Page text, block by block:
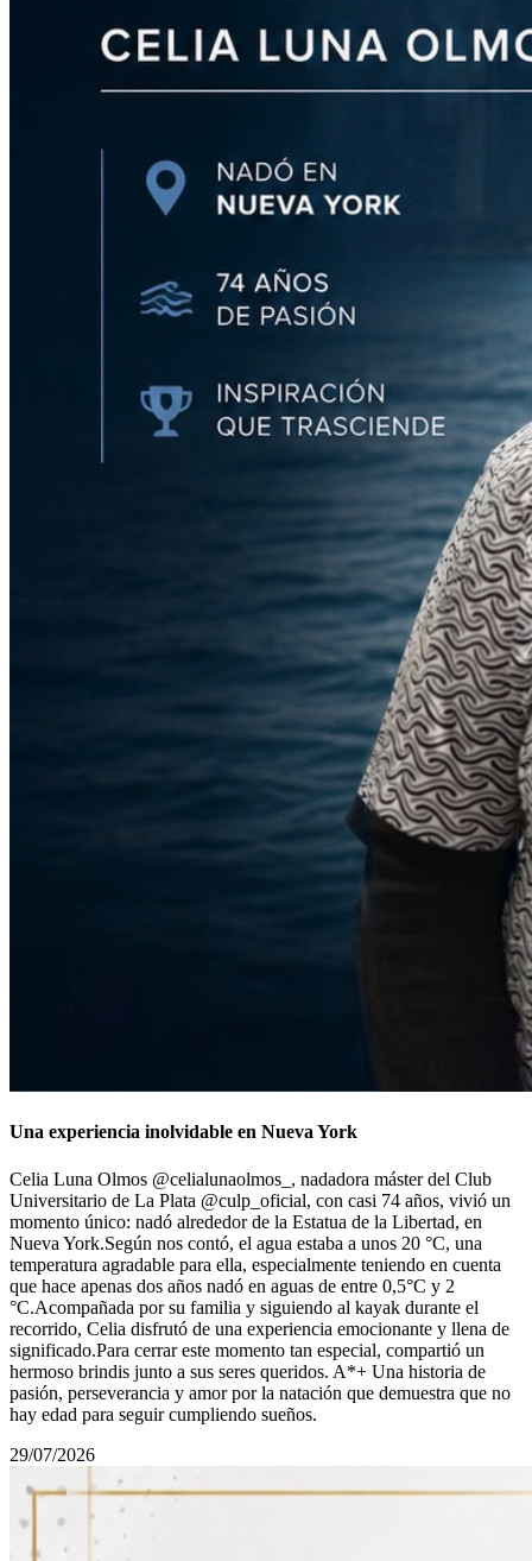
Una experiencia inolvidable en Nueva York
Celia Luna Olmos @celialunaolmos_, nadadora máster del Club
Universitario de La Plata @culp_oficial, con casi 74 años, vivió un
momento único: nadó alrededor de la Estatua de la Libertad, en
Nueva York.Según nos contó, el agua estaba a unos 20 °C, una
temperatura agradable para ella, especialmente teniendo en cuenta
que hace apenas dos años nadó en aguas de entre 0,5°С y 2
°C.Acompañada por su familia y siguiendo al kayak durante el
recorrido, Celia disfrutó de una experiencia emocionante y llena de
significado.Para cerrar este momento tan especial, compartió un
hermoso brindis junto a sus seres queridos. A*+ Una historia de
pasión, perseverancia y amor por la natación que demuestra que no
hay edad para seguir cumpliendo sueños.
29/07/2026